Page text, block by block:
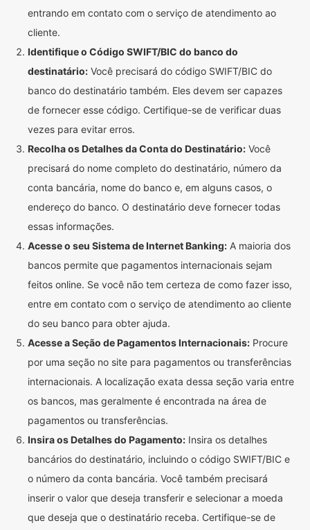
entrando em contato com o serviço de atendimento ao
cliente.
Identifique o Código SWIFT/BIC do banco do
destinatário: Você precisará do código SWIFT/BIC do
banco do destinatário também. Eles devem ser capazes
de fornecer esse código. Certifique-se de verificar duas
vezes para evitar erros.
Recolha os Detalhes da Conta do Destinatário: Você
precisará do nome completo do destinatário, número da
conta bancária, nome do banco e, em alguns casos, o
endereço do banco. O destinatário deve fornecer todas
essas informações.
Acesse o seu Sistema de Internet Banking: A maioria dos
bancos permite que pagamentos internacionais sejam
feitos online. Se você não tem certeza de como fazer isso,
entre em contato com o serviço de atendimento ao cliente
do seu banco para obter ajuda.
Acesse a Seção de Pagamentos Internacionais: Procure
por uma seção no site para pagamentos ou transferências
internacionais. A localização exata dessa seção varia entre
os bancos, mas geralmente é encontrada na área de
pagamentos ou transferências.
Insira os Detalhes do Pagamento: Insira os detalhes
bancários do destinatário, incluindo o código SWIFT/BIC e
o número da conta bancária. Você também precisará
inserir o valor que deseja transferir e selecionar a moeda
que deseja que o destinatário receba. Certifique-se de